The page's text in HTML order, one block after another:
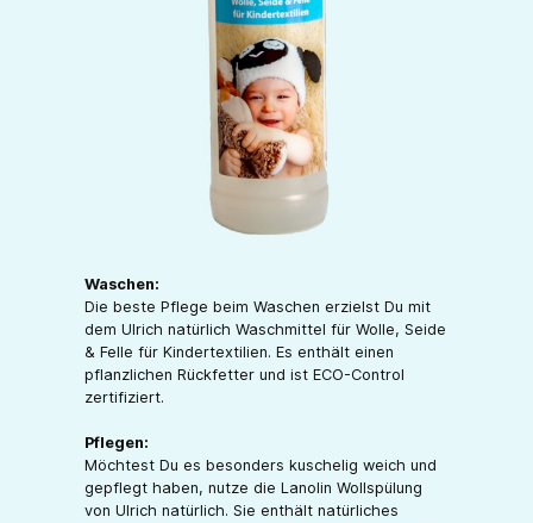
Waschen:
Die beste Pflege beim Waschen erzielst Du mit
dem Ulrich natürlich Waschmittel für Wolle, Seide
& Felle für Kindertextilien. Es enthält einen
pflanzlichen Rückfetter und ist ECO-Control
zertifiziert.
Pflegen:
Möchtest Du es besonders kuschelig weich und
gepflegt haben, nutze die Lanolin Wollspülung
von Ulrich natürlich. Sie enthält natürliches